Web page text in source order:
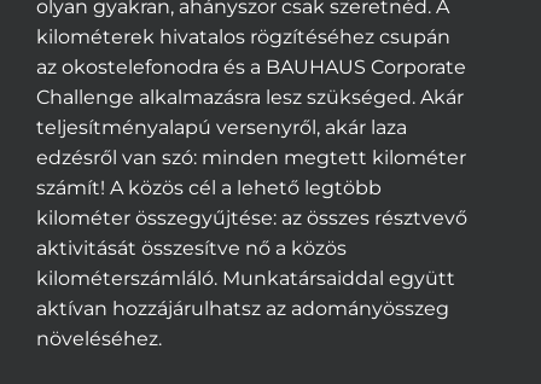
olyan gyakran, ahányszor csak szeretnéd. A
kilométerek hivatalos rögzítéséhez csupán
az okostelefonodra és a BAUHAUS Corporate
Challenge alkalmazásra lesz szükséged. Akár
teljesítményalapú versenyről, akár laza
edzésről van szó: minden megtett kilométer
számít! A közös cél a lehető legtöbb
kilométer összegyűjtése: az összes résztvevő
aktivitását összesítve nő a közös
kilométerszámláló. Munkatársaiddal együtt
aktívan hozzájárulhatsz az adományösszeg
növeléséhez.